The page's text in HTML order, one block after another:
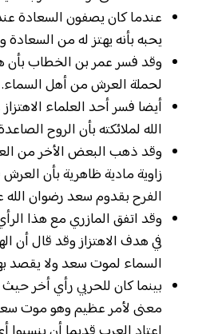
عندما كان يصفون السعادة
يحبه بأنه يهتز له من السعادة
وقد فسر عمر بن الخطاب بأن
لحملة العرش من أهل السماء.
أيضا فسر أحد العلماء
الله لملائكته بأن الروح
وقد ذهب البعض الأخر من
زاوية مادية ظاهرية بأن
الفرح بقدوم سعد رضوان الله
وقد اتفق المازري مع هذا
في هدف الاهتزاز وقد قال أن
السماء لموت سعد ولا يقصد
بينما كان للحربي رأي أخر حيث
معنى لأمر عظيم وهو موت